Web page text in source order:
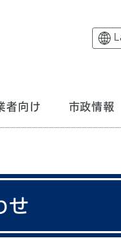
者向け 市政情報
せ